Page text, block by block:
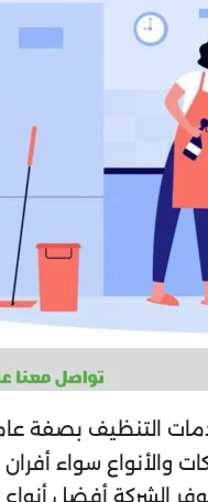
التنظيف بصفة
سواء أفران
الشركة أفضل